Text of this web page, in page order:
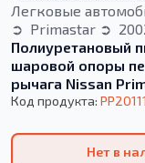
Легковые
Primastar
Полиуретановый
шаровой опоры
рычага Nissan
2016
Код продукта:
Нет в